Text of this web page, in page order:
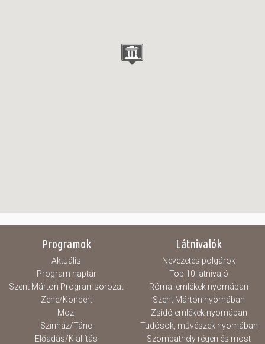
Programok
Aktuális
Program naptár
Szent Márton Programsorozat
Zene/Koncert
Mozi
Színház/Tánc
Előadás/Kiállítás
Látnivalók
Nevezetes polgárok
Top 10 látnivaló
Római emlékek nyomában
Szent Márton nyomában
Zsidó emlékek nyomában
Tudósok, művészek nyomában
Szombathely régen és most